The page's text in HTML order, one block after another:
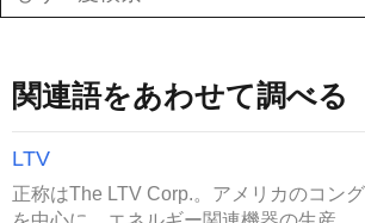
関連語をあわせて調べる
LTV
正称はThe LTV Corp.。アメリカのコン